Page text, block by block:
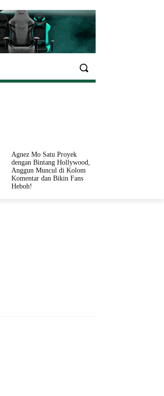
INFO SEHAT
Agnez Mo Satu Proyek
dengan Bintang Hollywood,
Anggun Muncul di Kolom
Komentar dan Bikin Fans
Heboh!